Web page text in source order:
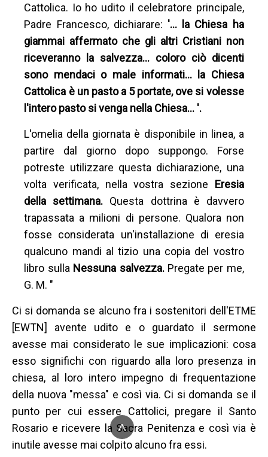
Cattolica. Io ho udito il celebratore principale,
Padre Francesco, dichiarare: '… la Chiesa ha
giammai affermato che gli altri Cristiani non
riceveranno la salvezza… coloro ciò dicenti
sono mendaci o male informati… la Chiesa
Cattolica è un pasto a 5 portate, ove si volesse
l'intero pasto si venga nella Chiesa… '.
L'omelia della giornata è disponibile in linea, a
partire dal giorno dopo suppongo. Forse
potreste utilizzare questa dichiarazione, una
volta verificata, nella vostra sezione Eresia
della settimana. Questa dottrina è davvero
trapassata a milioni di persone. Qualora non
fosse considerata un'installazione di eresia
qualcuno mandi al tizio una copia del vostro
libro sulla Nessuna salvezza.Pregate per me,
G. M. "
Ci si domanda se alcuno fra i sostenitori dell'ETME
[EWTN] avente udito e o guardato il sermone
avesse mai considerato le sue implicazioni: cosa
esso significhi con riguardo alla loro presenza in
chiesa, al loro intero impegno di frequentazione
della nuova "messa" e così via. Ci si domanda se il
punto per cui essere Cattolici, pregare il Santo
Rosario e ricevere la Sacra Penitenza e così via è
inutile avesse mai colpito alcuno fra essi.
^